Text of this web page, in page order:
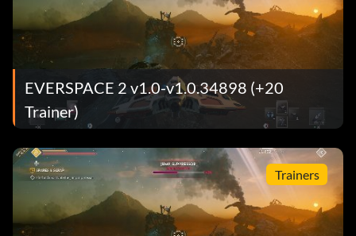
EVERSPACE 2 v1.0-v1.0.34898 (+20
Trainer)
Trainers